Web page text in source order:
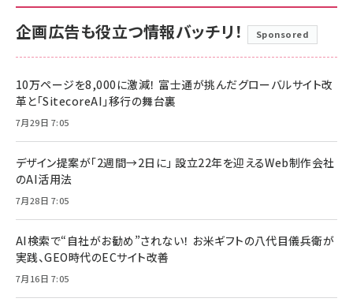
企画広告も役立つ情報バッチリ！ Sponsored
10万ページを8,000に激減！ 富士通が挑んだグローバルサイト改
革と「SitecoreAI」移行の舞台裏
7月29日 7:05
デザイン提案が「2週間→2日に」 設立22年を迎えるWeb制作会社
のAI活用法
7月28日 7:05
AI検索で“自社がお勧め”されない！ お米ギフトの八代目儀兵衛が
実践、GEO時代のECサイト改善
7月16日 7:05